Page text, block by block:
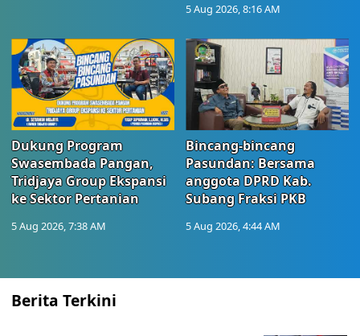
5 Aug 2026, 8:16 AM
Dukung Program
Swasembada Pangan,
Tridjaya Group Ekspansi
ke Sektor Pertanian
5 Aug 2026, 7:38 AM
Bincang-bincang
Pasundan: Bersama
anggota DPRD Kab.
Subang Fraksi PKB
5 Aug 2026, 4:44 AM
Berita Terkini